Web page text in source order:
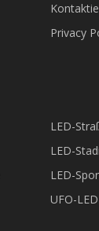
Privacy
LED-
LED-
LED-
UFO-